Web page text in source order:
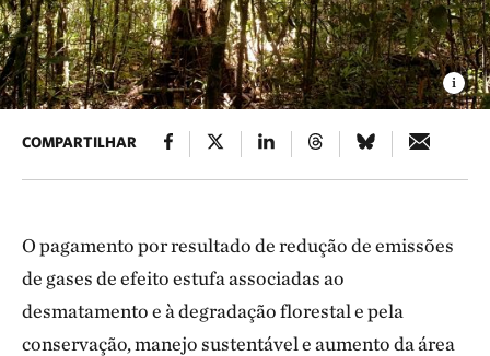
COMPARTILHAR
O pagamento por resultado de redução de emissões
de gases de efeito estufa associadas ao
desmatamento e à degradação florestal e pela
conservação, manejo sustentável e aumento da área